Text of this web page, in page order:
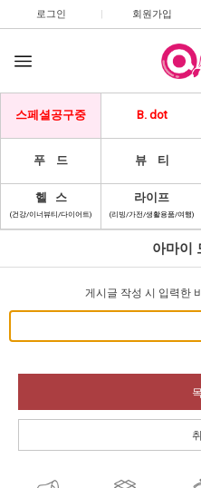
로그인 | 회원가입
스페셜공구중 B. dot
푸 드 뷰 티
헬 스
(건강/이너뷰티/다이어트)
라이프
(리빙/가전/생활용품/여행)
아마이
게시글 작성 시 입력한